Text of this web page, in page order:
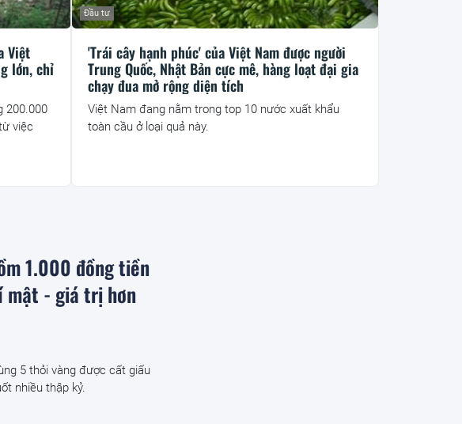
Việt
lớn, chỉ
200.000
việc
'Trái cây hạnh phúc' của Việt Nam được người
Trung Quốc, Nhật Bản cực mê, hàng loạt đại gia
chạy đua mở rộng diện tích
Đầu tư
Việt Nam đang nằm trong top 10 nước xuất khẩu
toàn cầu ở loại quả này.
1.000 đồng tiền
mật - giá trị hơn
5 thỏi vàng được cất giấu
nhiều thập kỷ.